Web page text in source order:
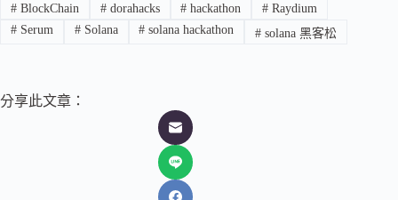
#BlockChain #dorahacks # hackathon # Raydium
#Serum #Solana # solana hackathon # solana 黑客松
分享此文章：